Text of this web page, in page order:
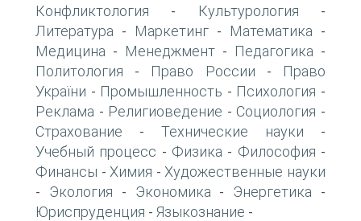
Конфликтология - Культурология -
Литература - Маркетинг - Математика -
Медицина - Менеджмент - Педагогика -
Политология - Право России -
Право
України - Промышленность - Психология -
Реклама - Религиоведение - Социология -
Страхование - Технические науки -
Учебный процесс - Физика - Философия -
Финансы - Химия - Художественные науки
- Экология - Экономика - Энергетика -
Юриспруденция - Языкознание -